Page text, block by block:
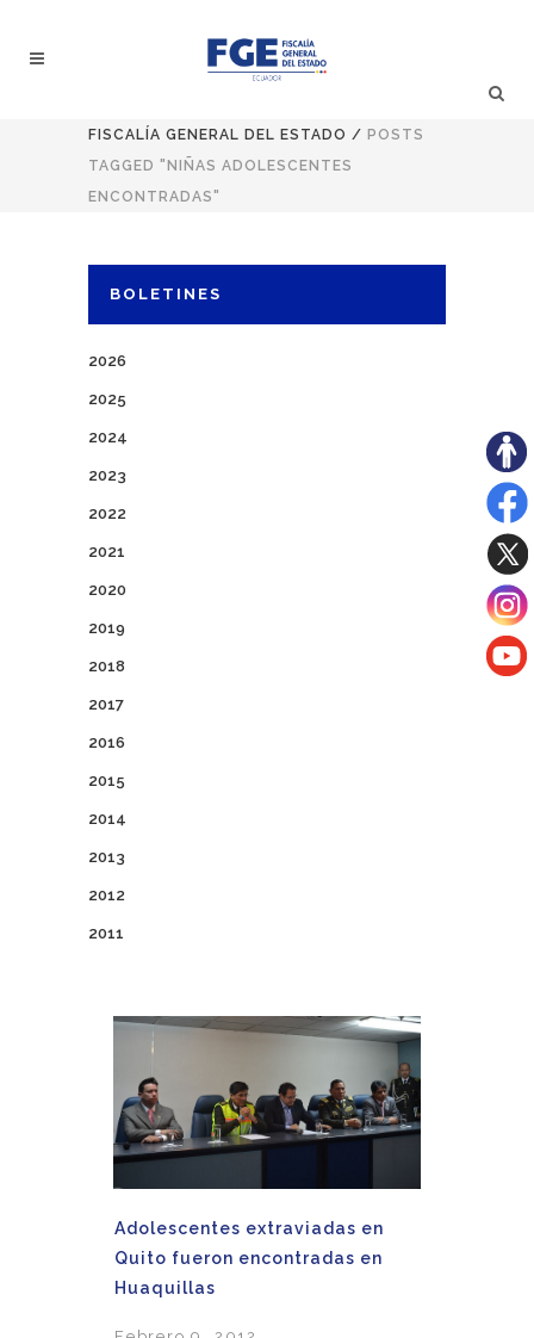
FISCALÍA GENERAL DEL ESTADO / POSTS
TAGGED "NIÑAS ADOLESCENTES
ENCONTRADAS"
BOLETINES
2026
2025
2024
2023
2022
2021
2020
2019
2018
2017
2016
2015
2014
2013
2012
2011
Adolescentes extraviadas en
Quito fueron encontradas en
Huaquillas